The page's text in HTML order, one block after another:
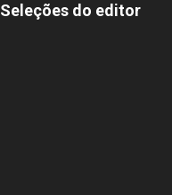
Seleções do editor